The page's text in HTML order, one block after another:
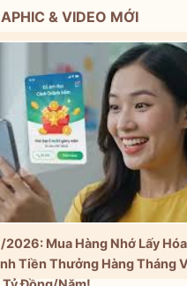
& VIDEO MỚI
Mua Hàng Nhớ Lấy
Tiền Thưởng Hàng Tháng